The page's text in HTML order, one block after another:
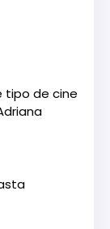
tipo de cine